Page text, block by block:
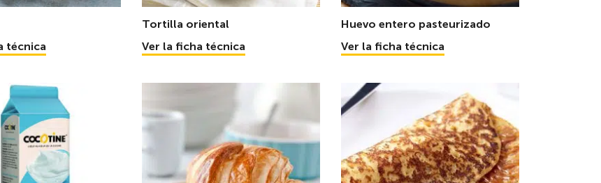
técnica
Tortilla oriental
Ver la ficha técnica
Huevo entero pasteurizado
Ver la ficha técnica